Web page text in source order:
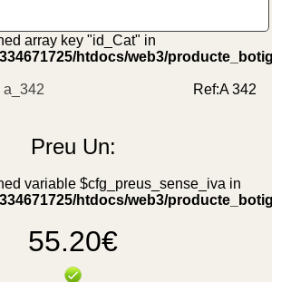
array key "id_Cat" in
htdocs/web3/
a_342 Ref:A 342
Preu Un:
variable $cfg_preus_sense_iva in
htdocs/web3/
55.20€